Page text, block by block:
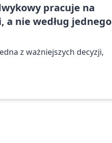
pracuje na
nie według jednego
z ważniejszych decyzji,